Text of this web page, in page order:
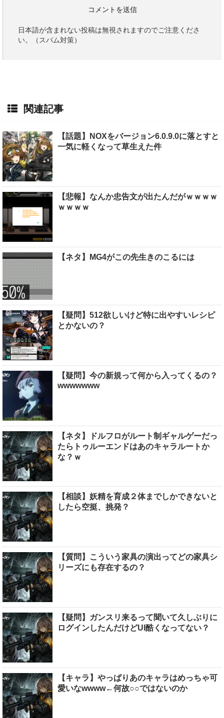
日本語が含まれない投稿は無視されますのでご注意くださ
い。（スパム対策）
関連記事
【話題】NOXをバージョン6.0.9.0に落とすと
一気に軽くなって草生えた件
【悲報】なんか忠告文が出たんだがｗｗｗｗ
ｗｗｗｗ
【ネタ】MG4がこの先生きのこるには
【疑問】512欲しいけど特に出やすいレシピ
とかないの？
【疑問】今の新規って何から入ってくるの？
wwwwwww
【ネタ】ドルフロがルート制ギャルゲーだっ
たらトゥルーエンドはあのキャラルートか
な？ｗ
【相談】妖精を育成２体までしかできないと
したら空挺、挑発？
【質問】こういう家具の演出ってどの家具シ
リーズにも存在するの？
【疑問】ガンスリ来るって聞いて久しぶりに
ログインしたんだけどUI酷くなってない？
【キャラ】やっぱりあのキャラはめっちゃ可
愛いなwwww←何故○○ではないのか